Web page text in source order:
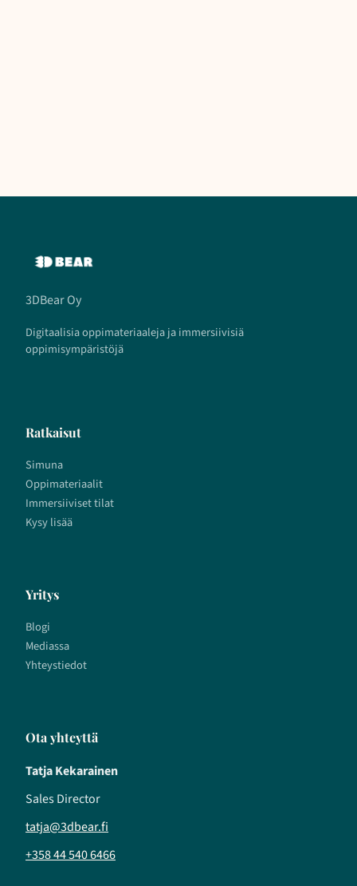
3DBear Oy
Digitaalisia oppimateriaaleja ja immersiivisiä
oppimisympäristöjä
Ratkaisut
Simuna
Oppimateriaalit
Immersiiviset tilat
Kysy lisää
Yritys
Blogi
Mediassa
Yhteystiedot
Ota yhteyttä
Tatja Kekarainen
Sales Director
tatja@3dbear.fi
+358 44 540 6466